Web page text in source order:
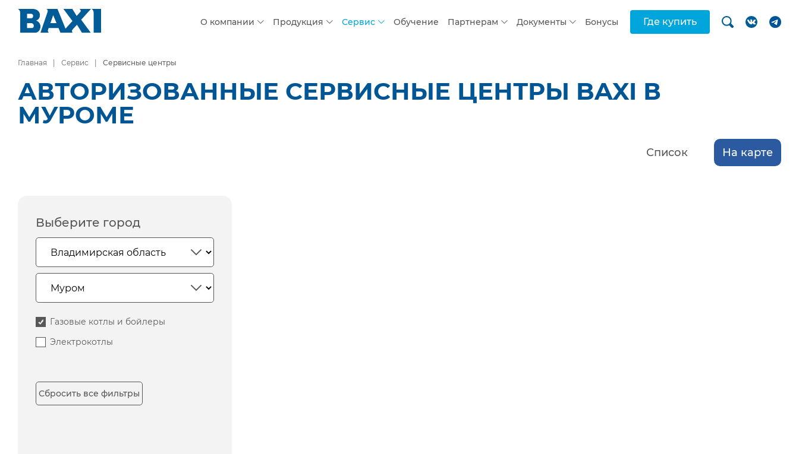
О компании Продукция Сервис Обучение Партнерам Документы Бонусы Где купить
Главная Сервис Сервисные центры
АВТОРИЗОВАННЫЕ СЕРВИСНЫЕ ЦЕНТРЫ BAXI В
МУРОМЕ
Список На карте
Выберите город
Газовые котлы и бойлеры
Электрокотлы
Сбросить все фильтры